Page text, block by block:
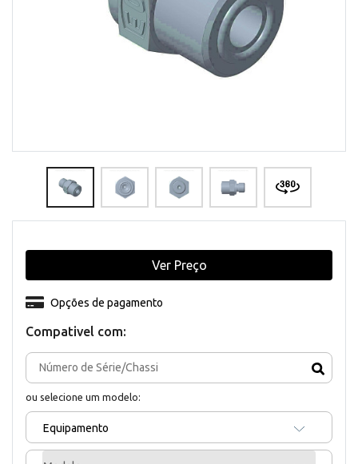
Compativel com:
ou selecione um modelo:
Equipamento
Opções de pagamento
Ver Preço